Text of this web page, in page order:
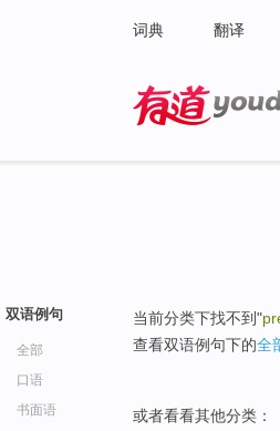
词典 翻译
双语例句
全部
口语
书面语
当前分类下找不到"
查看双语例句下的全
或者看看其他分类：